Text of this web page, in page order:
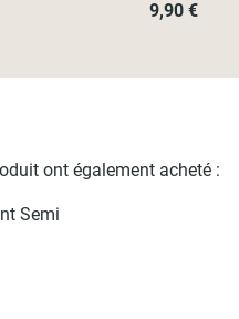
9,90 €
ont également acheté :